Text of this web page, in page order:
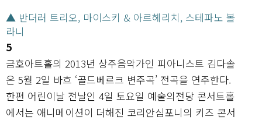
▲ 반더러 트리오, 마이스키 & 아르헤리치, 스테파노 볼
라니
5
금호아트홀의 2013년 상주음악가인 피아니스트 김다솔
은 5월 2일 바흐 ‘골드베르크 변주곡’ 전곡을 연주한다.
한편 어린이날 전날인 4일 토요일 예술의전당 콘서트홀
에서는 애니메이션이 더해진 코리안심포니의 키즈 콘서